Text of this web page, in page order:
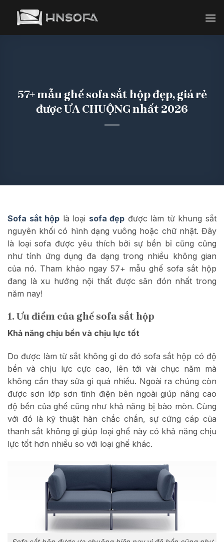
57+ mẫu ghế sofa sắt hộp đẹp, giá rẻ
được ƯA CHUỘNG nhất 2026
Sofa sắt hộp là loại sofa đẹp được làm từ khung sắt
nguyên khối có hình dạng vuông hoặc chữ nhật. Đây
là loại sofa được yêu thích bởi sự bền bỉ cũng cũng
như tính ứng dụng đa dạng trong nhiều không gian
của nó. Tham khảo ngay 57+ mẫu ghế sofa sắt hộp
đang là xu hướng nội thất được săn đón nhất trong
năm nay!
1. Ưu điểm của ghế sofa sắt hộp
Khả năng chịu bền và chịu lực tốt
Do được làm từ sắt không gỉ do đó sofa sắt hộp có độ
bền và chịu lực cực cao, lên tới vài chục năm mà
không cần thay sửa gì quá nhiều. Ngoài ra chúng còn
được sơn lớp sơn tĩnh điện bên ngoài giúp nâng cao
độ bền của ghế cũng như khả năng bị bào mòn. Cùng
với đó là kỹ thuật hàn chắc chắn, sự cứng cáp của
thanh sắt không gỉ giúp loại ghế này có khả năng chịu
lực tốt hơn nhiều so với loại ghế khác.